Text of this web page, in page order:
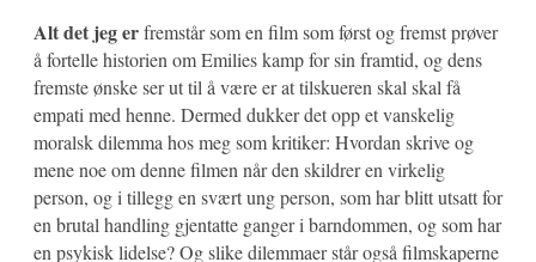
Alt det jeg erfremstår som en film som først og fremst prøver
å fortelle historien om Emilies kamp for sin framtid, og dens
fremste ønske ser ut til å være er at tilskueren skal skal få
empati med henne. Dermed dukker det opp et vanskelig
moralsk dilemma hos meg som kritiker: Hvordan skrive og
mene noe om denne filmen når den skildrer en virkelig
person, og i tillegg en svært ung person, som har blitt utsatt for
en brutal handling gjentatte ganger i barndommen, og som har
en psykisk lidelse? Og slike dilemmaer står også filmskaperne